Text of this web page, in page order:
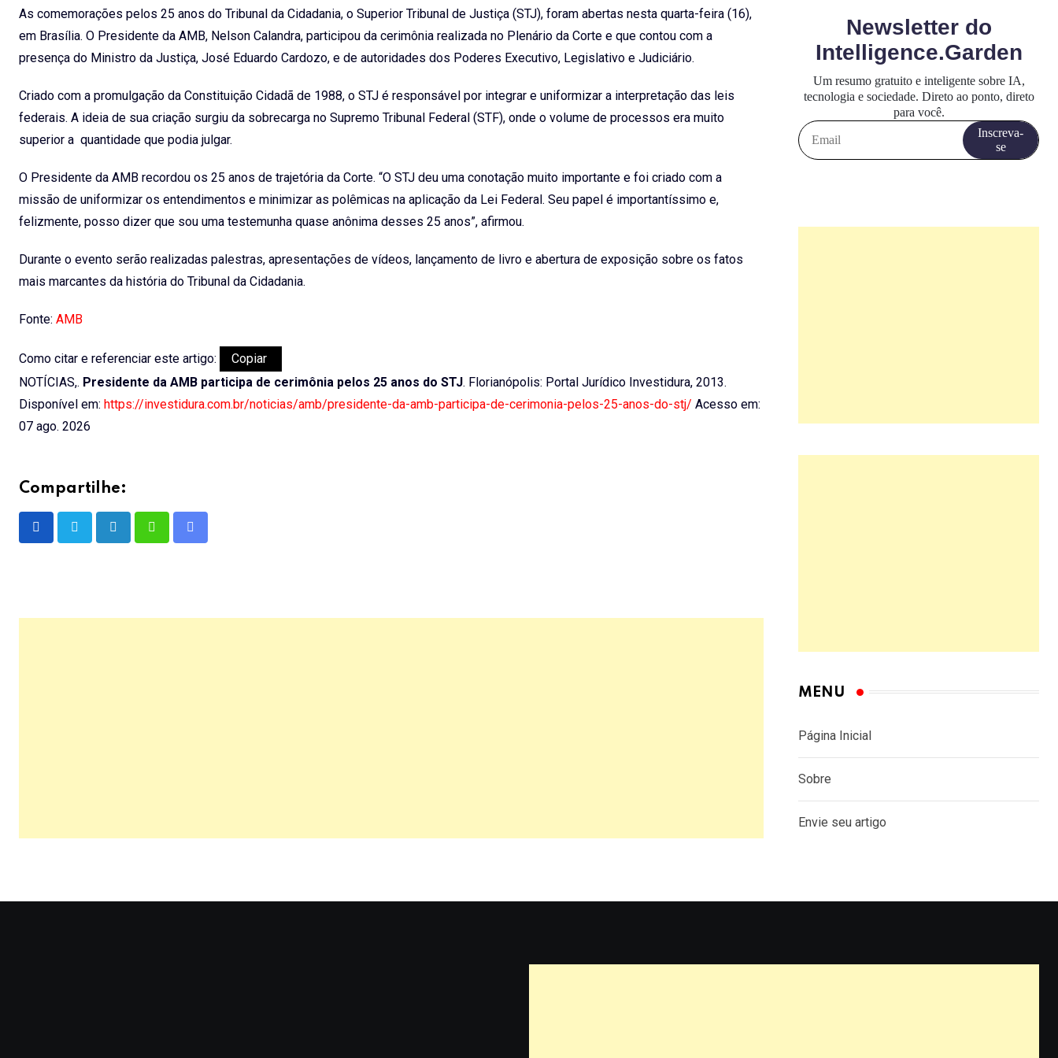
As comemorações pelos 25 anos do Tribunal da Cidadania, o Superior Tribunal de Justiça (STJ), foram abertas nesta quarta-feira (16),
em Brasília. O Presidente da AMB, Nelson Calandra, participou da cerimônia realizada no Plenário da Corte e que contou com a
presença do Ministro da Justiça, José Eduardo Cardozo, e de autoridades dos Poderes Executivo, Legislativo e Judiciário.
Criado com a promulgação da Constituição Cidadã de 1988, o STJ é responsável por integrar e uniformizar a interpretação das leis
federais. A ideia de sua criação surgiu da sobrecarga no Supremo Tribunal Federal (STF), onde o volume de processos era muito
superior a quantidade que podia julgar.
O Presidente da AMB recordou os 25 anos de trajetória da Corte. “O STJ deu uma conotação muito importante e foi criado com a
missão de uniformizar os entendimentos e minimizar as polêmicas na aplicação da Lei Federal. Seu papel é importantíssimo e,
felizmente, posso dizer que sou uma testemunha quase anônima desses 25 anos”, afirmou.
Durante o evento serão realizadas palestras, apresentações de vídeos, lançamento de livro e abertura de exposição sobre os fatos
mais marcantes da história do Tribunal da Cidadania.
Fonte: AMB
Como citar e referenciar este artigo:
Copiar
NOTÍCIAS,. Presidente da AMB participa de cerimônia pelos 25 anos do STJ. Florianópolis: Portal Jurídico Investidura, 2013.
Disponível em: https://investidura.com.br/noticias/amb/presidente-da-amb-participa-de-cerimonia-pelos-25-anos-do-stj/ Acesso em:
07 ago. 2026
Compartilhe:
LinkedInWhatsappShare
MENU
Página Inicial
Sobre
Envie seu artigo